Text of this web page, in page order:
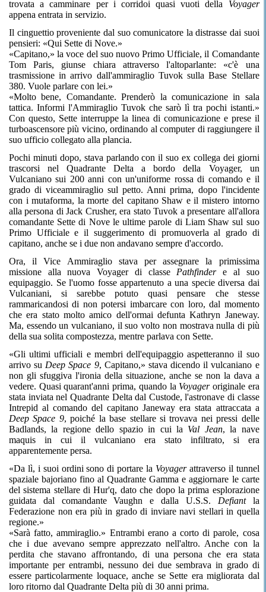
trovata a camminare per i corridoi quasi vuoti della Voyager
appena entrata in servizio.
Il cinguettio proveniente dal suo comunicatore la distrasse dai suoi
pensieri: «Qui Sette di Nove.»
«Capitano,» la voce del suo nuovo Primo Ufficiale, il Comandante
Tom Paris, giunse chiara attraverso l'altoparlante: «c'è una
trasmissione in arrivo dall'ammiraglio Tuvok sulla Base Stellare
380. Vuole parlare con lei.»
«Molto bene, Comandante. Prenderò la comunicazione in sala
tattica. Informi l'Ammiraglio Tuvok che sarò lì tra pochi istanti.»
Con questo, Sette interruppe la linea di comunicazione e prese il
turboascensore più vicino, ordinando al computer di raggiungere il
suo ufficio collegato alla plancia.
Pochi minuti dopo, stava parlando con il suo ex collega dei giorni
trascorsi nel Quadrante Delta a bordo della Voyager, un
Vulcaniano sui 200 anni con un'uniforme rossa di comando e il
grado di viceammiraglio sul petto. Anni prima, dopo l'incidente
con i mutaforma, la morte del capitano Shaw e il mistero intorno
alla persona di Jack Crusher, era stato Tuvok a presentare all'allora
comandante Sette di Nove le ultime parole di Liam Shaw sul suo
Primo Ufficiale e il suggerimento di promuoverla al grado di
capitano, anche se i due non andavano sempre d'accordo.
Ora, il Vice Ammiraglio stava per assegnare la primissima
missione alla nuova Voyager di classe Pathfindere al suo
equipaggio. Se l'uomo fosse appartenuto a una specie diversa dai
Vulcaniani, si sarebbe potuto quasi pensare che stesse
rammaricandosi di non potersi imbarcare con loro, dal momento
che era stato molto amico dell'ormai defunta Kathryn Janeway.
Ma, essendo un vulcaniano, il suo volto non mostrava nulla di più
della sua solita compostezza, mentre parlava con Sette.
«Gli ultimi ufficiali e membri dell'equipaggio aspetteranno il suo
arrivo su Deep Space 9, Capitano,» stava dicendo il vulcaniano e
non gli sfuggiva l'ironia della situazione, anche se non la dava a
vedere. Quasi quarant'anni prima, quando la Voyageroriginale era
stata inviata nel Quadrante Delta dal Custode, l'astronave di classe
Intrepid al comando del capitano Janeway era stata attraccata a
Deep Space 9, poiché la base stellare si trovava nei pressi delle
Badlands, la regione dello spazio in cui la Val Jean, la nave
maquis in cui il vulcaniano era stato infiltrato, si era
apparentemente persa.
«Da lì, i suoi ordini sono di portare la Voyagerattraverso il tunnel
spaziale bajoriano fino al Quadrante Gamma e aggiornare le carte
del sistema stellare di Hur'q, dato che dopo la prima esplorazione
guidata dal comandante Vaughn e dalla U.S.S. Defiantla
Federazione non era più in grado di inviare navi stellari in quella
regione.»
«Sarà fatto, ammiraglio.» Entrambi erano a corto di parole, cosa
che i due avevano sempre apprezzato nell'altro. Anche con la
perdita che stavano affrontando, di una persona che era stata
importante per entrambi, nessuno dei due sembrava in grado di
essere particolarmente loquace, anche se Sette era migliorata dal
loro ritorno dal Quadrante Delta più di 30 anni prima.